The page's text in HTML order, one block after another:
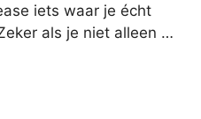
iets waar je écht
als je niet alleen …